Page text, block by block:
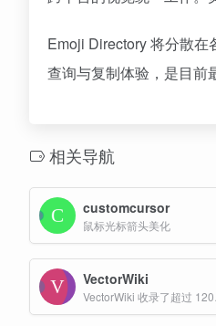
Emoji Directory 将分散
查询与复制体验，是目前
相关导航
customcursor
鼠标光标箭头美化
VectorWiki